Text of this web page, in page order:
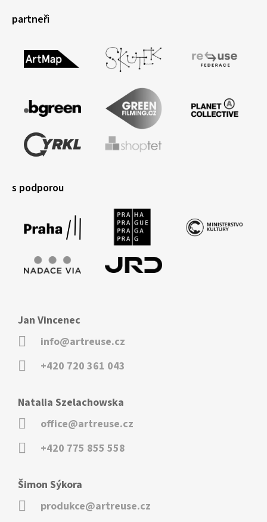
partneři
s podporou
Jan Vincenec
info@artreuse.cz
+420 720 361 043
Natalia Szelachowska
office@artreuse.cz
+420 775 855 558
Šimon Sýkora
produkce@artreuse.cz